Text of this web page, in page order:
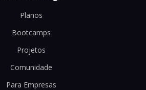
Planos
Bootcamps
Projetos
Comunidade
Para Empresas